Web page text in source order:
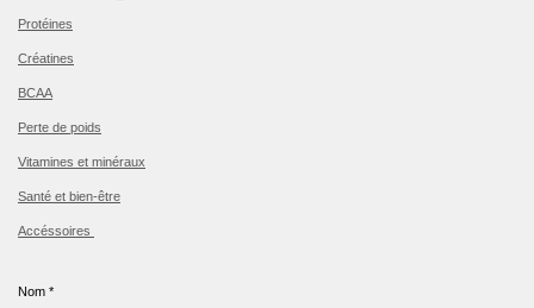
Protéines
Créatines
BCAA
Perte de poids
Vitamines et minéraux
Santé et bien-être
Accéssoires
Nom *